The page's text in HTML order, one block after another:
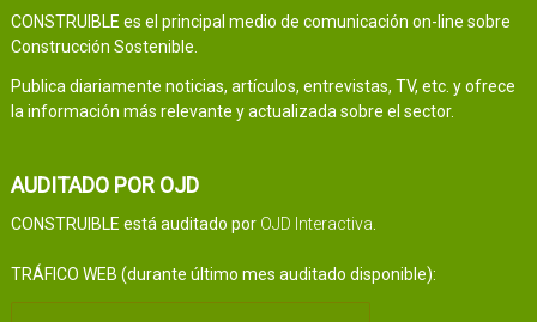
CONSTRUIBLE es el principal medio de comunicación on-line sobre
Construcción Sostenible.
Publica diariamente noticias, artículos, entrevistas, TV, etc. y ofrece
la información más relevante y actualizada sobre el sector.
AUDITADO POR OJD
CONSTRUIBLE está auditado por OJD Interactiva.
TRÁFICO WEB (durante último mes auditado disponible):